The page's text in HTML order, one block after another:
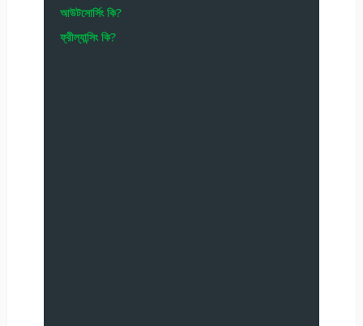
আউটসোর্সিং কি?
ফ্রীল্যান্সিং কি?